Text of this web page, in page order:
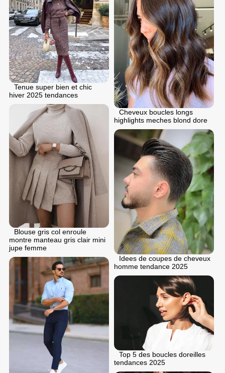
Tenue super bien et chic
hiver 2025 tendances
Cheveux boucles longs
highlights meches blond dore
Blouse gris col enroule
montre manteau gris clair mini
jupe femme
Idees de coupes de cheveux
homme tendance 2025
Top 5 des boucles doreilles
tendances 2025